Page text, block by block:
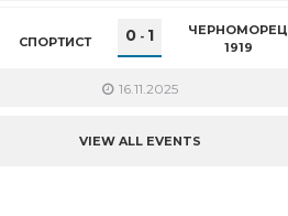
СПОРТИСТ 0 - 1
ЧЕРНОМОРЕЦ
1919
16.11.2025
VIEW ALL EVENTS